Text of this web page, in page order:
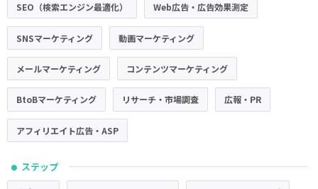
SEO（検索エンジン最適化） Web広告・広告効果測定
SNSマーケティング 動画マーケティング
メールマーケティング コンテンツマーケティング
BtoBマーケティング リサーチ・市場調査 広報・PR
アフィリエイト広告・ASP
● ステップ